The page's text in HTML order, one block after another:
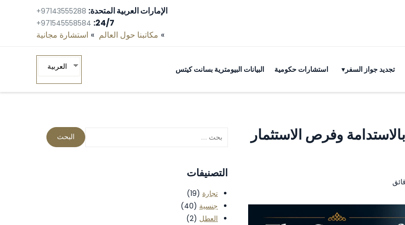
الإمارات العربية المتحدة: +97143555288
24/7:
+971545558584
مكاتبنا حول العالم استشارة مجانية‎
تجديد جواز السفر استشارات حكومية البيانات البيومترية بسانت كيتس العربية
وفرص الاستثمار
التصنيفات
تجارة (19)
جنسية (40)
العطل (2)